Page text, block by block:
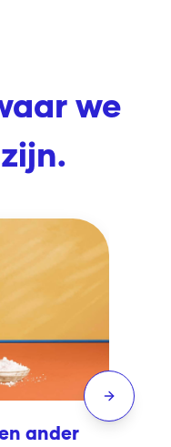
we
ander
Next slide